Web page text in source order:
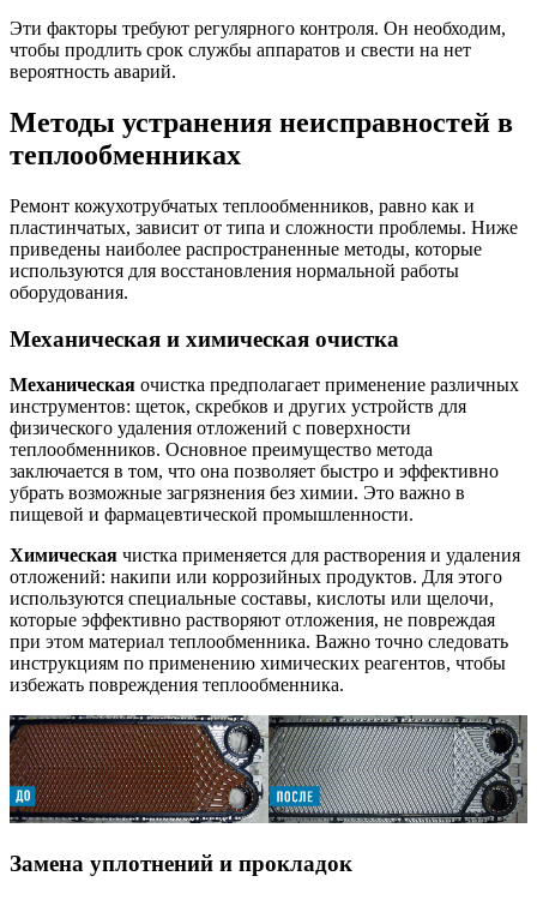
Эти факторы требуют регулярного контроля. Он необходим,
чтобы продлить срок службы аппаратов и свести на нет
вероятность аварий.
Методы устранения неисправностей в
теплообменниках
Ремонт кожухотрубчатых теплообменников, равно как и
пластинчатых, зависит от типа и сложности проблемы. Ниже
приведены наиболее распространенные методы, которые
используются для восстановления нормальной работы
оборудования.
Механическая и химическая очистка
Механическая очистка предполагает применение различных
инструментов: щеток, скребков и других устройств для
физического удаления отложений с поверхности
теплообменников. Основное преимущество метода
заключается в том, что она позволяет быстро и эффективно
убрать возможные загрязнения без химии. Это важно в
пищевой и фармацевтической промышленности.
Химическая чистка применяется для растворения и удаления
отложений: накипи или коррозийных продуктов. Для этого
используются специальные составы, кислоты или щелочи,
которые эффективно растворяют отложения, не повреждая
при этом материал теплообменника. Важно точно следовать
инструкциям по применению химических реагентов, чтобы
избежать повреждения теплообменника.
Замена уплотнений и прокладок